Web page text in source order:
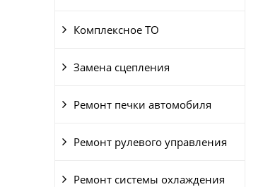
Комплексное ТО
Замена сцепления
Ремонт печки автомобиля
Ремонт рулевого управления
Ремонт системы охлаждения